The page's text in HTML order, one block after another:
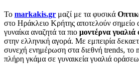
Το markakis.gr μαζί με τα φυσικά
στο Ηράκλειο Κρήτης αποτελούν σημείο
γυναίκα αναζητά τα πιο μοντέρνα γυαλιά
στην ελληνική αγορά. Με εμπειρία
συνεχή ενημέρωση στα διεθνή trends, το
πλήρη γκάμα σε γυναικεία γυαλιά